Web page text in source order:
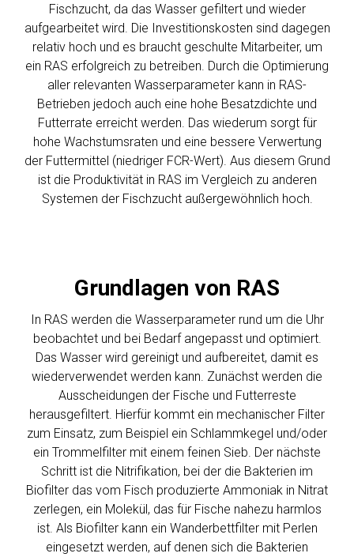
Fischzucht, da das Wasser gefiltert und wieder
aufgearbeitet wird. Die Investitionskosten sind dagegen
relativ hoch und es braucht geschulte Mitarbeiter, um
ein RAS erfolgreich zu betreiben. Durch die Optimierung
aller relevanten Wasserparameter kann in RAS-
Betrieben jedoch auch eine hohe Besatzdichte und
Futterrate erreicht werden. Das wiederum sorgt für
hohe Wachstumsraten und eine bessere Verwertung
der Futtermittel (niedriger FCR-Wert). Aus diesem Grund
ist die Produktivität in RAS im Vergleich zu anderen
Systemen der Fischzucht außergewöhnlich hoch.
Grundlagen von RAS
In RAS werden die Wasserparameter rund um die Uhr
beobachtet und bei Bedarf angepasst und optimiert.
Das Wasser wird gereinigt und aufbereitet, damit es
wiederverwendet werden kann. Zunächst werden die
Ausscheidungen der Fische und Futterreste
herausgefiltert. Hierfür kommt ein mechanischer Filter
zum Einsatz, zum Beispiel ein Schlammkegel und/oder
ein Trommelfilter mit einem feinen Sieb. Der nächste
Schritt ist die Nitrifikation, bei der die Bakterien im
Biofilter das vom Fisch produzierte Ammoniak in Nitrat
zerlegen, ein Molekül, das für Fische nahezu harmlos
ist. Als Biofilter kann ein Wanderbettfilter mit Perlen
eingesetzt werden, auf denen sich die Bakterien